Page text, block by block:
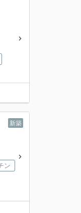
新築
ン